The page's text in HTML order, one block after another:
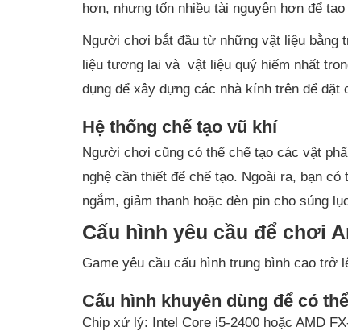
hơn, nhưng tốn nhiều tài nguyên hơn để tạo
Người chơi bắt đầu từ những vật liệu bằng
liệu tương lai và vật liệu quý hiếm nhất
dụng để xây dựng các nhà kính trên để đặt
Hệ thống chế tạo vũ khí
Người chơi cũng có thể chế tạo các vật
nghệ cần thiết để chế tạo. Ngoài ra, bạn
ngắm, giảm thanh hoặc đèn pin cho súng
Cấu hình yêu cầu để chơi
Game yêu cầu cấu hình trung bình cao trở
Cấu hình khuyên dùng để có
Chip xử lý: Intel Core i5-2400 hoặc AMD